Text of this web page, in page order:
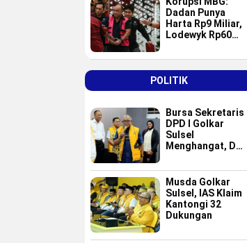
Dadan Punya
Harta Rp9 Miliar,
Lodewyk Rp60
POLITIK
Bursa Sekretaris
DPD I Golkar
Sulsel
Menghangat, Dua
Masuk Radar Tim
Formatur IAS
Musda Golkar
Sulsel, IAS Klaim
Kantongi 32
Dukungan